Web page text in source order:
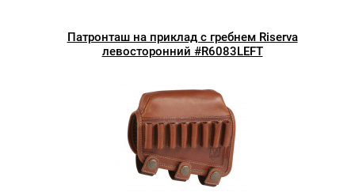
Патронташ на приклад с гребнем Riserva
левосторонний #R6083LEFT